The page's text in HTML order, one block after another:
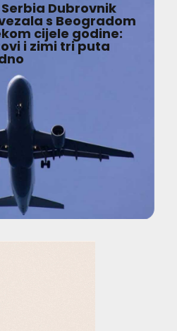
Dubrovnik
s Beogradom
cijele godine:
i zimi tri puta